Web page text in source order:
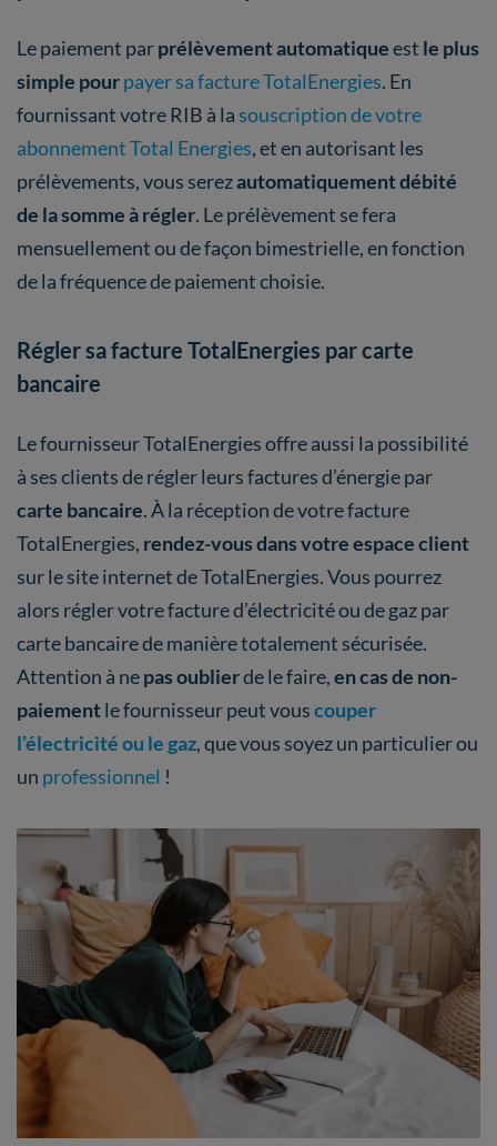
Le paiement parprélèvement automatiqueest le plus
simple pourpayer sa facture TotalEnergies. En
fournissant votre RIB à lasouscription de votre
abonnement Total Energies, et en autorisant les
prélèvements, vous serezautomatiquement débité
de la somme à régler. Le prélèvement se fera
mensuellement ou de façon bimestrielle, en fonction
de la fréquence de paiement choisie.
Régler sa facture TotalEnergies par carte
bancaire
Le fournisseur TotalEnergies offre aussi la possibilité
à ses clients de régler leurs factures d’énergie par
carte bancaire. À la réception de votre facture
TotalEnergies, rendez-vous dans votre espace client
sur le site internet de TotalEnergies. Vous pourrez
alors régler votre facture d’électricité ou de gaz par
carte bancaire de manière totalement sécurisée.
Attention à nepas oublierde le faire,en cas de non-
paiementle fournisseur peut vouscouper
l’électricité ou le gaz, que vous soyez un particulier ou
un professionnel !